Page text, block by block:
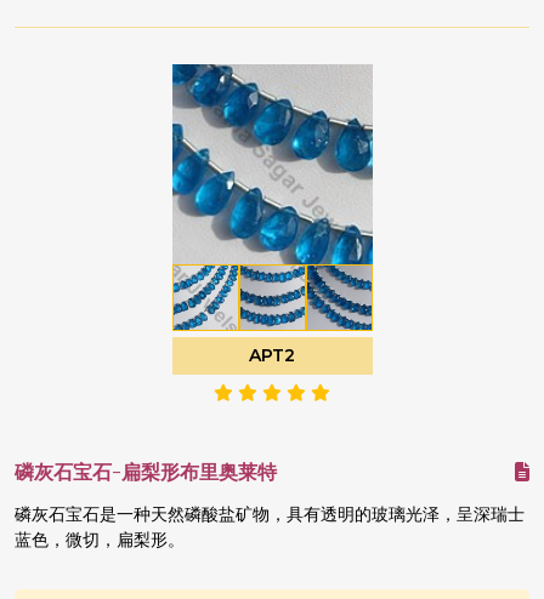
APT2
磷灰石宝石-扁梨形布里奥莱特
磷灰石宝石是一种天然磷酸盐矿物，具有透明的玻璃光泽，呈深瑞士
蓝色，微切，扁梨形。